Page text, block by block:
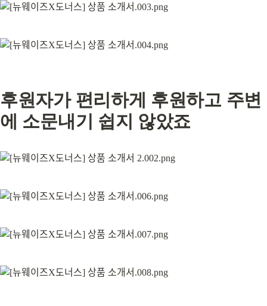
후원자가 편리하게 후원하고 주변
에 소문내기 쉽지 않았죠